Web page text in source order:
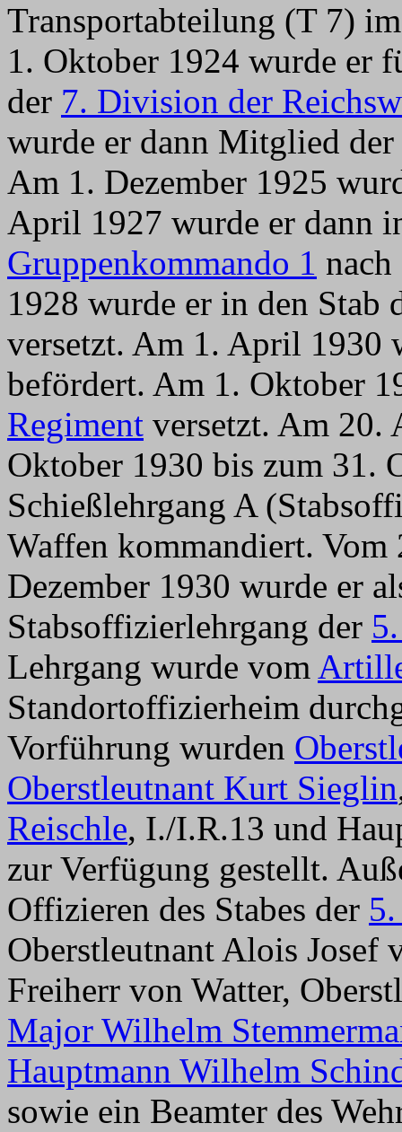
Transportabteilung (T 7)
1. Oktober 1924 wurde er
der 7. Division der
wurde er dann Mitglied
Am 1. Dezember 1925
April 1927 wurde er dann
Gruppenkommando 1
1928 wurde er in den Stab
versetzt. Am 1. April 1930
befördert. Am 1. Oktober
Regiment versetzt. Am 20.
Oktober 1930 bis zum 31.
Schießlehrgang A
Waffen kommandiert.
Dezember 1930 wurde er
Stabsoffizierlehrgang der
Lehrgang wurde vom
Standortoffizierheim
Vorführung wurden
Oberstleutnant Kurt Sieglin
Reischle, I./I.R.13 und
zur Verfügung gestellt.
Offizieren des Stabes der
Oberstleutnant Alois Josef
Freiherr von Watter,
Major Wilhelm
Hauptmann Wilhelm
sowie ein Beamter des